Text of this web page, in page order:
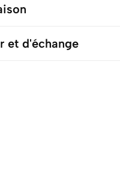
et d'échange